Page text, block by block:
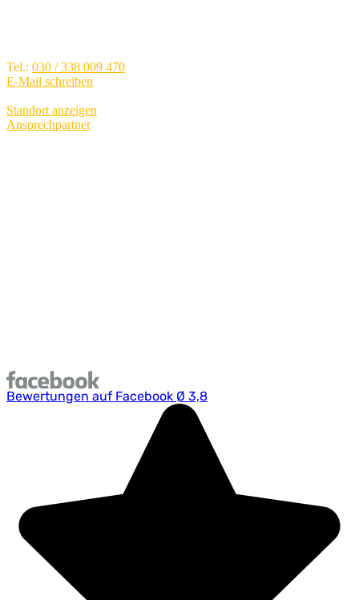
Tel.: 030 / 338 009 470
E-Mail schreiben
Standort anzeigen
Ansprechpartner
Bewertungen auf Facebook Ø 3,8